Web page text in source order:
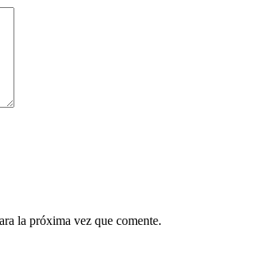
la próxima vez que comente.